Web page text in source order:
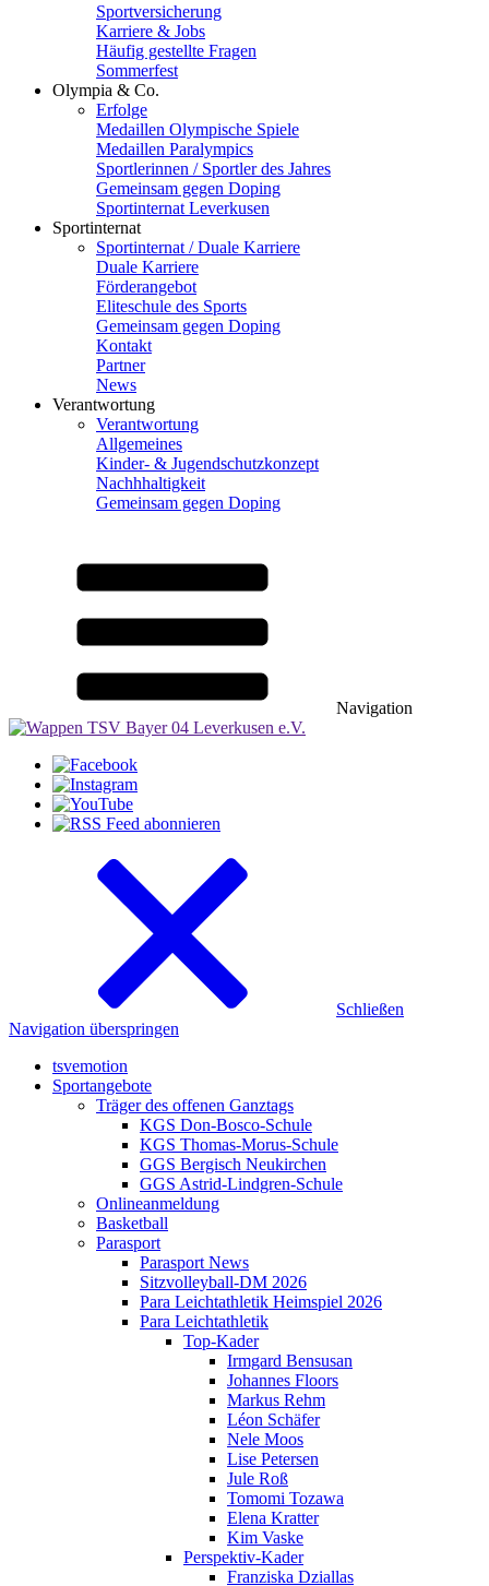
Sportversicherung
Karriere & Jobs
Häufig gestellte Fragen
Sommerfest
Olympia & Co.
Erfolge
Medaillen Olympische Spiele
Medaillen Paralympics
Sportlerinnen / Sportler des Jahres
Gemeinsam gegen Doping
Sportinternat Leverkusen
Sportinternat
Sportinternat / Duale Karriere
Duale Karriere
Förderangebot
Eliteschule des Sports
Gemeinsam gegen Doping
Kontakt
Partner
News
Verantwortung
Verantwortung
Allgemeines
Kinder- & Jugendschutzkonzept
Nachhhaltigkeit
Gemeinsam gegen Doping
Navigation
Schließen
Navigation überspringen
tsvemotion
Sportangebote
Träger des offenen Ganztags
KGS Don-Bosco-Schule
KGS Thomas-Morus-Schule
GGS Bergisch Neukirchen
GGS Astrid-Lindgren-Schule
Onlineanmeldung
Basketball
Parasport
Parasport News
Sitzvolleyball-DM 2026
Para Leichtathletik Heimspiel 2026
Para Leichtathletik
Top-Kader
Irmgard Bensusan
Johannes Floors
Markus Rehm
Léon Schäfer
Nele Moos
Lise Petersen
Jule Roß
Tomomi Tozawa
Elena Kratter
Kim Vaske
Perspektiv-Kader
Franziska Dziallas